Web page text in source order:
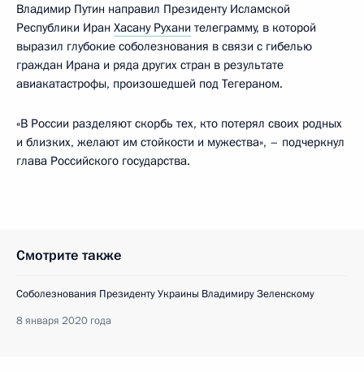
Владимир Путин направил Президенту Исламской
Республики Иран Хасану Рухани телеграмму, в которой
выразил глубокие соболезнования в связи с гибелью
граждан Ирана и ряда других стран в результате
авиакатастрофы, произошедшей под Тегераном.
«В России разделяют скорбь тех, кто потерял своих родных
и близких, желают им стойкости и мужества», – подчеркнул
глава Российского государства.
Смотрите также
Соболезнования Президенту Украины Владимиру Зеленскому
8 января 2020 года